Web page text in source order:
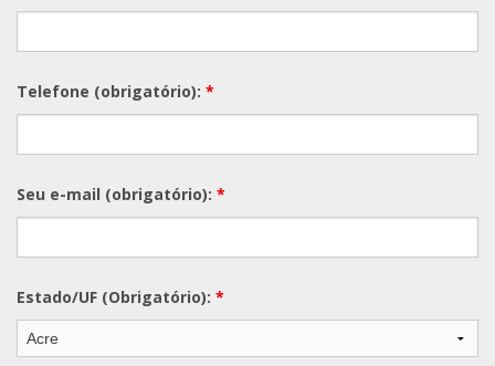
Telefone (obrigatório): *
Seu e-mail (obrigatório): *
Estado/UF (Obrigatório): *